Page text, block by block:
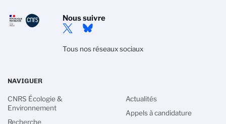
Nous suivre
Tous nos réseaux sociaux
NAVIGUER
CNRS Écologie &
Environnement
Recherche
Actualités
Appels à candidature